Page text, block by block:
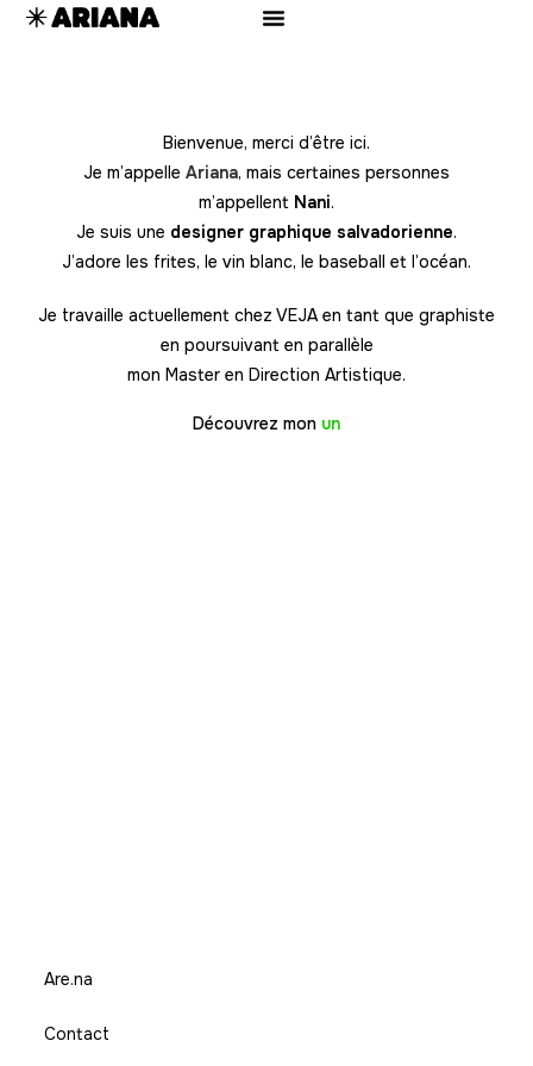
Bienvenue, merci d’être ici.
Je m’appelle Ariana, mais certaines personnes
m’appellent Nani.
Je suis une designer graphique salvadorienne.
J’adore les frites, le vin blanc, le baseball et l’océan.
Je travaille actuellement chez VEJA en tant que graphiste
en poursuivant en parallèle
mon Master en Direction Artistique.
Découvrez mon uni
Are.na
Contact